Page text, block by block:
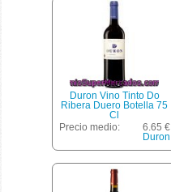
Duron Vino Tinto Do
Ribera Duero Botella 75
Cl
Precio medio:
6.65 €
Duron